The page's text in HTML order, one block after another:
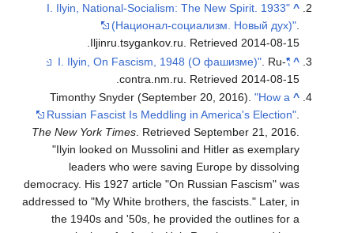
^
"I. Ilyin, National-Socialism: The New Spirit. 1933
(Национал-социализм. Новый дух)".
Iljinru.tsygankov.ru. Retrieved2014-08-15
.
^
"I. Ilyin, On Fascism, 1948 (О фашизме)"
. Ru-
contra.nm.ru . Retrieved 2014-08-15
.
^
Timonthy Snyder (September 20, 2016)."How a
Russian Fascist Is Meddling in America's Election"
The New York Times . RetrievedSeptember 21, 2016
Ilyin looked on Mussolini and Hitler as exemplary
leaders who were saving Europe by dissolving
democracy. His 1927 article "On Russian Fascism" was
addressed to "My White brothers, the fascists." Later, in
the 1940s and '50s, he provided the outlines for a